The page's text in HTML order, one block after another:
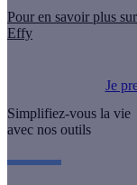
Pour en savoir plus
Effy
Je
Simplifiez-vous la vie
avec nos outils